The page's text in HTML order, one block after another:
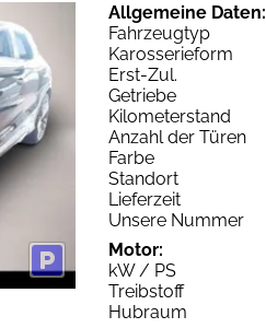
Allgemeine Daten:
Fahrzeugtyp
Karosserieform
Erst-Zul.
Getriebe
Kilometerstand
Anzahl der Türen
Farbe
Standort
Lieferzeit
Unsere Nummer
Motor:
kW / PS
Treibstoff
Hubraum